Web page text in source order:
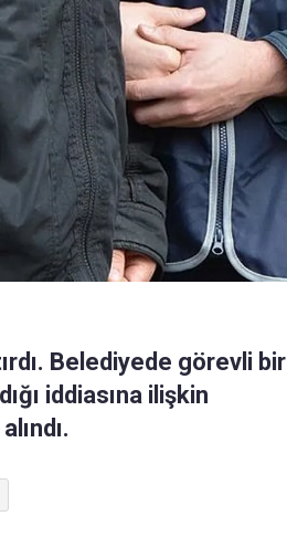
Belediyede görevli bir
iddiasına ilişkin